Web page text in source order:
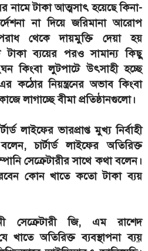
নামে টাকা আত্মসাৎ হয়েছে কিনা-
না দিয়ে জরিমানা আরোপ
থেকে দায়মুক্তি দেয়া হয়
টাকা ব্যয়ের পরও সামান্য কিছু
কিংবা লুটপাটে উৎসাহী হচ্ছে
কঠোর নিয়ন্ত্রনের অভাব কিংবা
লাগাচ্ছে বীমা প্রতিষ্ঠানগুলো।
লাইফের ভারপ্রাপ্ত মুখ্য নির্বাহী
চার্টার্ড লাইফের অতিরিক্ত
সেক্রেটারীর সাথে কথা বলেন।
কোন খাতে কতো টাকা ব্যয়
সেক্রেটারী জি, এম রাশেদ
খাতে অতিরিক্ত ব্যবস্থাপনা ব্যয়